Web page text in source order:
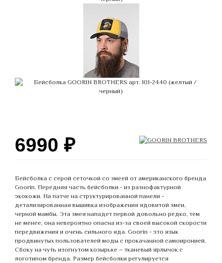
6990 ₽
Бейсболка с серой сеточкой со змеей от американского бренда
Goorin. Передняя часть бейсболки - из разнофактурной
экокожи. На патче на структурированной панели -
детализированная вышивка изображения ядовитой змеи,
черной мамбы. Эта змея нападет первой довольно редко, тем
не менее, она невероятно опасна из-за своей высокой скорости
передвижения и очень сильного яда. Goorin - это язык
продвинутых пользователей моды с прокачанной самоиронией.
Сбоку на чуть изогнутом козырьке – тканевый ярлычок с
логотипом бренда. Размер бейсболки регулируется